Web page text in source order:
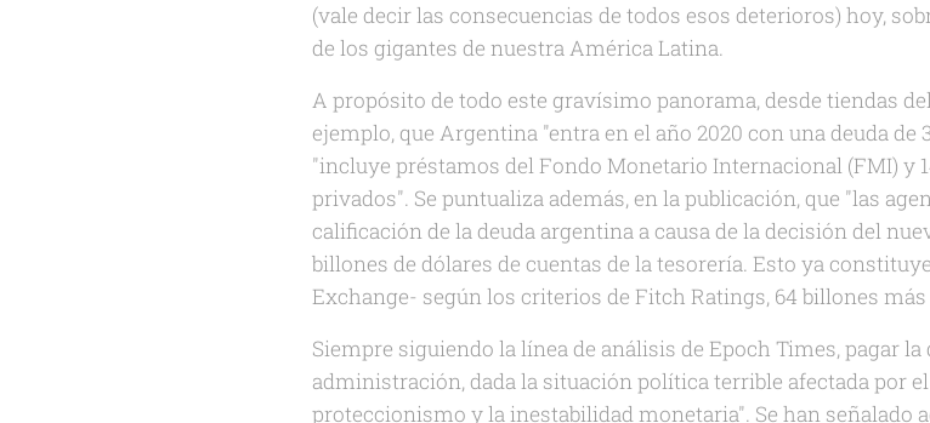
(vale decir las consecuencias de todos esos deterioros) hoy,
de los gigantes de nuestra América Latina.
A propósito de todo este gravísimo panorama, desde tiendas
ejemplo, que Argentina "entra en el año 2020 con una deuda de
"incluye préstamos del Fondo Monetario Internacional (FMI) y
privados". Se puntualiza además, en la publicación, que "las
calificación de la deuda argentina a causa de la decisión del
billones de dólares de cuentas de la tesorería. Esto ya
Exchange- según los criterios de Fitch Ratings, 64 billones más
Siempre siguiendo la línea de análisis de Epoch Times, pagar la
administración, dada la situación política terrible afectada por
proteccionismo y la inestabilidad monetaria". Se han señalado